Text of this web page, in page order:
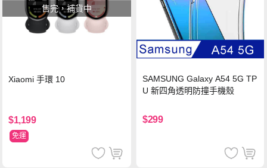
售完，補貨中
Xiaomi 手環 10
$1,199
免運
SAMSUNG Galaxy A54 5G TP
U 新四角透明防撞手機殼
$299